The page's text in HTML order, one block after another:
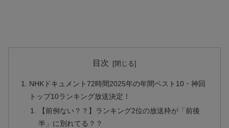
目次
NHKドキュメント72時間2025年の年間ベスト10・神回
トップ10ランキング放送決定！
【前例ない？？】ランキング2位の放送枠が「前後
半」に別れてる？？